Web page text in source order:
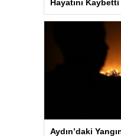
Hayatını Kaybetti
Aydın’daki